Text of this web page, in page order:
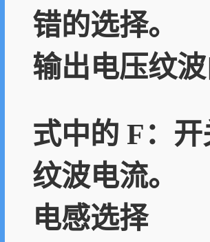
错的选择。
输出电压纹
式中的 F：
纹波电流。
电感选择